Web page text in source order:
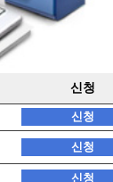
신청